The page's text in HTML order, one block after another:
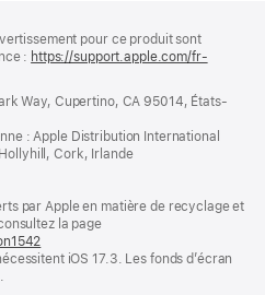
pour ce produit sont
: https://support.apple.com/fr-
Way, Cupertino, CA 95014, États-
: Apple Distribution International
Cork, Irlande
par Apple en matière de recyclage et
la page
dansiOS 17.3. Les fonds d’écran